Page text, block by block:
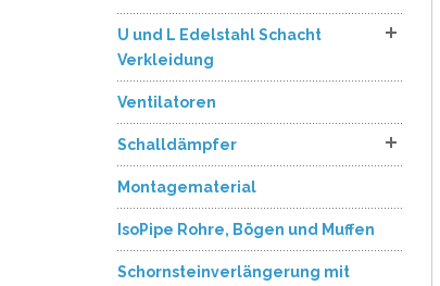
U und L Edelstahl Schacht
Verkleidung
Ventilatoren
Schalldämpfer
Montagematerial
IsoPipe Rohre, Bögen und Muffen
Schornsteinverlängerung mit